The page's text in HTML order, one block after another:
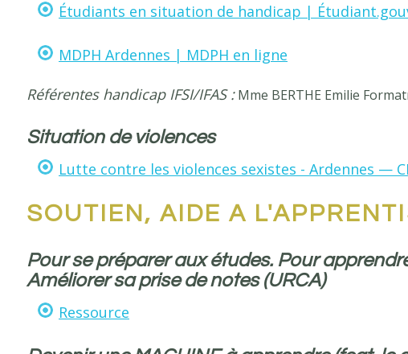
Étudiants en situation de handicap |
MDPH Ardennes | MDPH en ligne
Référentes handicap IFSI/IFAS :Mme BERTHE Emilie
Situation de violences
Lutte contre les violences sexistes - Ardennes —
SOUTIEN, AIDE A
Pour se préparer aux études. Pour
Améliorer sa prise de notes (URCA)
Ressource